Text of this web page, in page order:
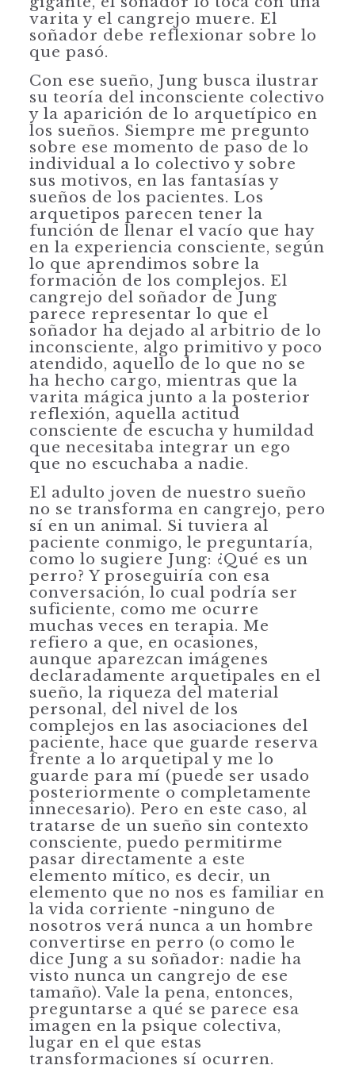
varita y el cangrejo muere. El
soñador debe reflexionar sobre lo
que pasó.
Con ese sueño, Jung busca ilustrar
su teoría del inconsciente colectivo
y la aparición de lo arquetípico en
los sueños. Siempre me pregunto
sobre ese momento de paso de lo
individual a lo colectivo y sobre
sus motivos, en las fantasías y
sueños de los pacientes. Los
arquetipos parecen tener la
función de llenar el vacío que hay
en la experiencia consciente, según
lo que aprendimos sobre la
formación de los complejos. El
cangrejo del soñador de Jung
parece representar lo que el
soñador ha dejado al arbitrio de lo
inconsciente, algo primitivo y poco
atendido, aquello de lo que no se
ha hecho cargo, mientras que la
varita mágica junto a la posterior
reflexión, aquella actitud
consciente de escucha y humildad
que necesitaba integrar un ego
que no escuchaba a nadie.
El adulto joven de nuestro sueño
no se transforma en cangrejo, pero
sí en un animal. Si tuviera al
paciente conmigo, le preguntaría,
como lo sugiere Jung: ¿Qué es un
perro? Y proseguiría con esa
conversación, lo cual podría ser
suficiente, como me ocurre
muchas veces en terapia. Me
refiero a que, en ocasiones,
aunque aparezcan imágenes
declaradamente arquetipales en el
sueño, la riqueza del material
personal, del nivel de los
complejos en las asociaciones del
paciente, hace que guarde reserva
frente a lo arquetipal y me lo
guarde para mí (puede ser usado
posteriormente o completamente
innecesario). Pero en este caso, al
tratarse de un sueño sin contexto
consciente, puedo permitirme
pasar directamente a este
elemento mítico, es decir, un
elemento que no nos es familiar en
la vida corriente -ninguno de
nosotros verá nunca a un hombre
convertirse en perro (o como le
dice Jung a su soñador: nadie ha
visto nunca un cangrejo de ese
tamaño). Vale la pena, entonces,
preguntarse a qué se parece esa
imagen en la psique colectiva,
lugar en el que estas
transformaciones sí ocurren.